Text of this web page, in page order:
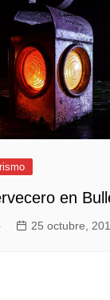
en
25 octubre,